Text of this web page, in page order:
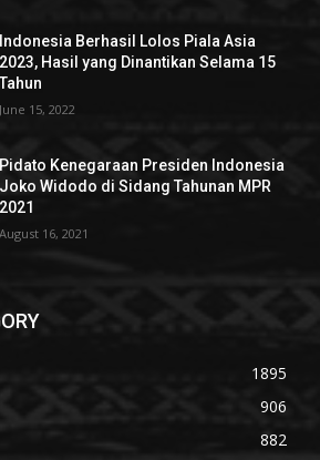
Indonesia Berhasil Lolos Piala Asia
2023, Hasil yang Dinantikan Selama 15
Tahun
June 15, 2022
Pidato Kenegaraan Presiden Indonesia
Joko Widodo di Sidang Tahunan MPR
2021
August 16, 2021
1895
906
882